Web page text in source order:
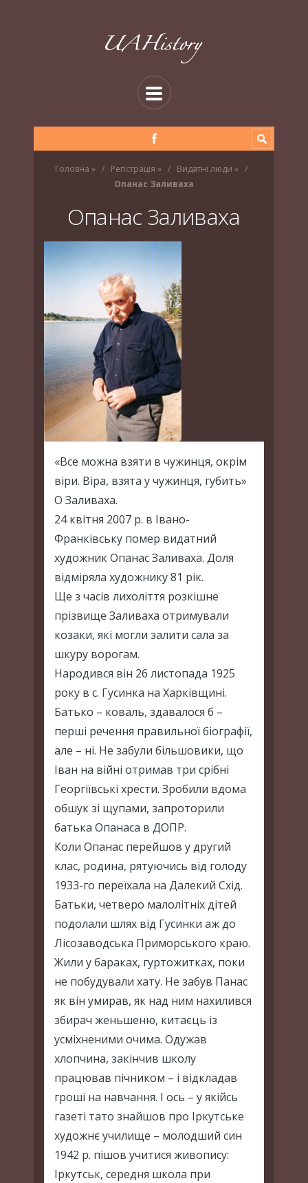
Головна » Регістрація » Видатні люди »
Опанас Заливаха
Опанас Заливаха
«Все можна взяти в чужинця, окрім
віри. Віра, взята у чужинця, губить»
О Заливаха.
24 квітня 2007 р. в Івано-
Франківську помер видатний
художник Опанас Заливаха. Доля
відміряла художнику 81 рік.
Ще з часів лихоліття розкішне
прізвище Заливаха отримували
козаки, які могли залити сала за
шкуру ворогам.
Народився він 26 листопада 1925
року в с. Гусинка на Харківщині.
Батько – коваль, здавалося б –
перші речення правильної біографії,
але – ні. Не забули більшовики, що
Іван на війні отримав три срібні
Георгіївські хрести. Зробили вдома
обшук зі щупами, запроторили
батька Опанаса в ДОПР.
Коли Опанас перейшов у другий
клас, родина, рятуючись від голоду
1933-го переїхала на Далекий Схід.
Батьки, четверо малолітніх дітей
подолали шлях від Гусинки аж до
Лісозаводська Приморського краю.
Жили у бараках, гуртожитках, поки
не побудували хату. Не забув Панас
як він умирав, як над ним нахилився
збирач женьшеню, китаєць із
усміхненими очима. Одужав
хлопчина, закінчив школу
працював пічником – і відкладав
гроші на навчання. І ось – у якійсь
газеті тато знайшов про Іркутське
художнє училище – молодший син
1942 р. пішов учитися живопису:
Іркутськ, середня школа при